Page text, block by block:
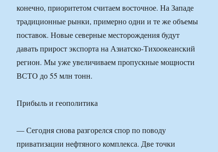
конечно, приоритетом считаем восточное. На Западе
традиционные рынки, примерно одни и те же объемы
поставок. Новые северные месторождения будут
давать прирост экспорта на Азиатско-Тихоокеанский
регион. Мы уже увеличиваем пропускные мощности
ВСТО до 55 млн тонн.
Прибыль и геополитика
— Сегодня снова разгорелся спор по поводу
приватизации нефтяного комплекса. Две точки